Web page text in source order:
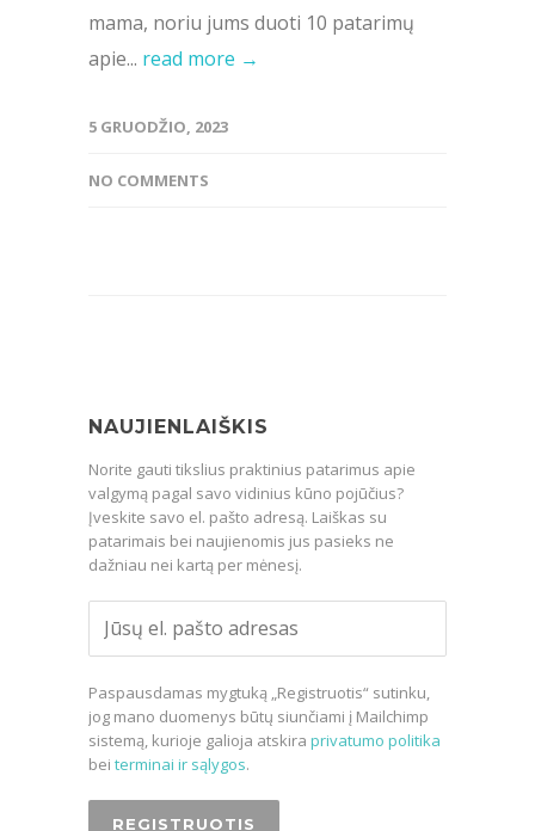
mama, noriu jums duoti 10 patarimų
apie... read more →
5 GRUODŽIO, 2023
NO COMMENTS
NAUJIENLAIŠKIS
Norite gauti tikslius praktinius patarimus apie
valgymą pagal savo vidinius kūno pojūčius?
Įveskite savo el. pašto adresą. Laiškas su
patarimais bei naujienomis jus pasieks ne
dažniau nei kartą per mėnesį.
Paspausdamas mygtuką „Registruotis“ sutinku,
jog mano duomenys būtų siunčiami į Mailchimp
sistemą, kurioje galioja atskira privatumo politika
bei terminai ir sąlygos.